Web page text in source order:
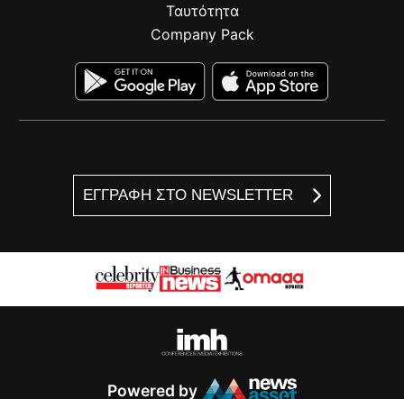
ΕΓΓΡΑΦΗ ΣΤΟ NEWSLETTER
Ταυτότητα
Company Pack
Powered by